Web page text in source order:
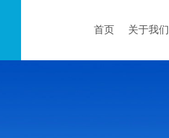
首页 关于我们